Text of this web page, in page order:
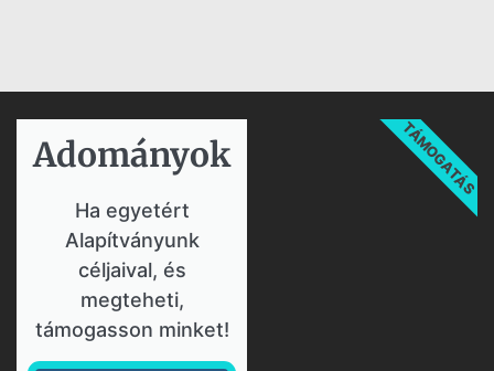
Adományok​
Ha egyetért
Alapítványunk
céljaival, és
megteheti,
támogasson minket!
TÁMOGATÁS